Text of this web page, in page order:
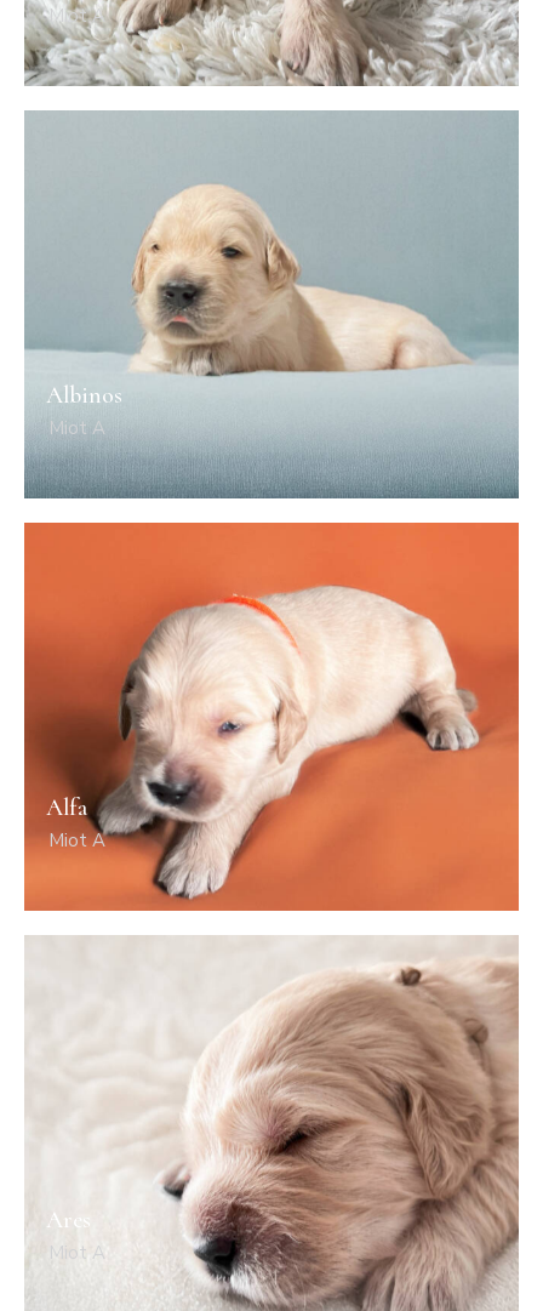
Miot A
Albinos
Miot A
Alfa
Miot A
Ares
Miot A